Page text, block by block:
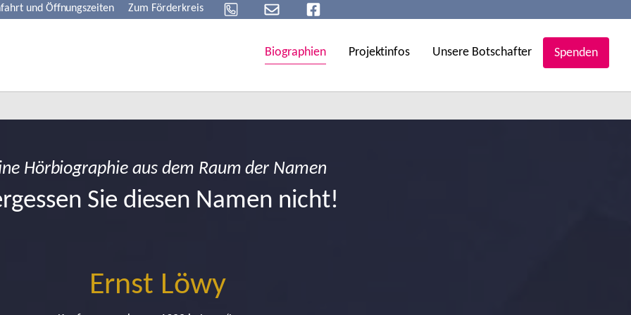
und Öffnungszeiten Zum Förderkreis
Biographien Projektinfos Unsere Botschafter Spenden
Hörbiographie aus dem Raum der Namen
Sie diesen Namen nicht!
Ernst Löwy